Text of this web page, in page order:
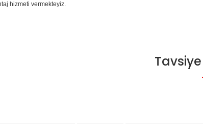
hizmeti vermekteyiz.
Bu
ve diğer konularda yetersiz gördüğünüz